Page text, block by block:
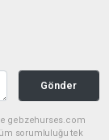
Gönder
gebzehurses.com
sorumluluğu tek